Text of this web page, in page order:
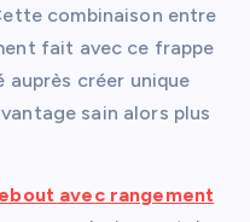
combinaison entre
fait avec ce frappe
auprès créer unique
sain alors plus
avec rangement